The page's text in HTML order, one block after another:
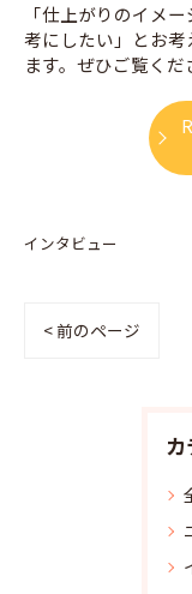
「仕上がりのイメ
考にしたい」とお
ます。ぜひご覧くだ
インタビュー
< 前のページ